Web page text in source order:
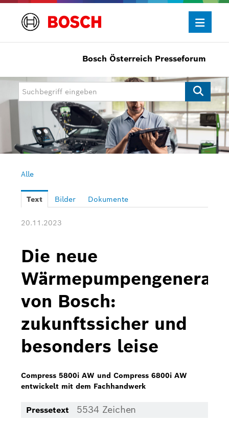
Presseinformationen
Allgemein/Wirtschaft
Bosch Innovationspreis
eBike Systems
Mobility
Power Tools
Buderus
Pressemappen
Hausgeräte
Downloads
Pressemappen
Videos
Über uns
Bosch Österreich Presseforum
Alle
Text Bilder Dokumente
20.11.2023
Die neue
von Bosch:
zukunftssicher und
besonders leise
Compress 5800i AW und Compress 6800i AW
entwickelt mit dem Fachhandwerk
Pressetext 5534 Zeichen